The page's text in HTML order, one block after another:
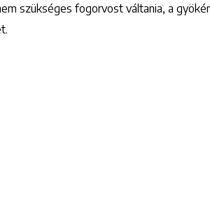
szükséges fogorvost váltania, a